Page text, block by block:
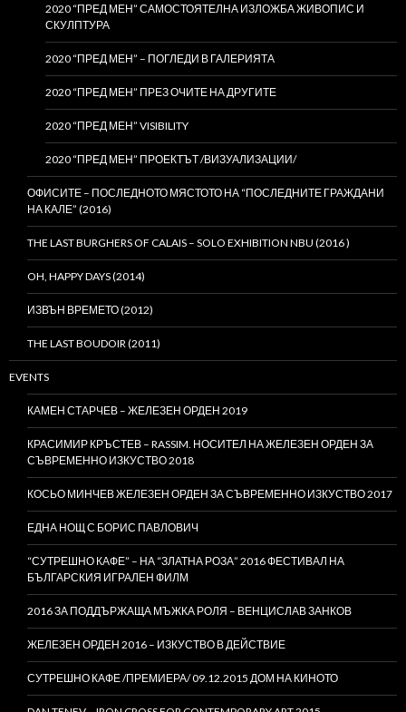
2020 “ПРЕД МЕН” САМОСТОЯТЕЛНА ИЗЛОЖБА ЖИВОПИС И
СКУЛПТУРА
2020 “ПРЕД МЕН” – ПОГЛЕДИ В ГАЛЕРИЯТА
2020 “ПРЕД МЕН” ПРЕЗ ОЧИТЕ НА ДРУГИТЕ
2020 “ПРЕД МЕН” VISIBILITY
2020 “ПРЕД МЕН” ПРОЕКТЪТ /ВИЗУАЛИЗАЦИИ/
ОФИСИТЕ – ПОСЛЕДНОТО МЯСТОТО НА “ПОСЛЕДНИТЕ ГРАЖДАНИ
НА КАЛЕ” (2016)
THE LAST BURGHERS OF CALAIS – SOLO EXHIBITION NBU (2016 )
OH, HAPPY DAYS (2014)
ИЗВЪН ВРЕМЕТО (2012)
THE LAST BOUDOIR (2011)
EVENTS
КАМЕН СТАРЧЕВ – ЖЕЛЕЗЕН ОРДЕН 2019
КРАСИМИР КРЪСТЕВ – RASSIM. НОСИТЕЛ НА ЖЕЛЕЗЕН ОРДЕН ЗА
СЪВРЕМЕННО ИЗКУСТВО 2018
КОСЬО МИНЧЕВ ЖЕЛЕЗЕН ОРДЕН ЗА СЪВРЕМЕННО ИЗКУСТВО 2017
ЕДНА НОЩ С БОРИС ПАВЛОВИЧ
“СУТРЕШНО КАФЕ” – НА “ЗЛАТНА РОЗА” 2016 ФЕСТИВАЛ НА
БЪЛГАРСКИЯ ИГРАЛЕН ФИЛМ
2016 ЗА ПОДДЪРЖАЩА МЪЖКА РОЛЯ – ВЕНЦИСЛАВ ЗАНКОВ
ЖЕЛЕЗЕН ОРДЕН 2016 – ИЗКУСТВО В ДЕЙСТВИЕ
СУТРЕШНО КАФЕ /ПРЕМИЕРА/ 09.12.2015 ДОМ НА КИНОТО